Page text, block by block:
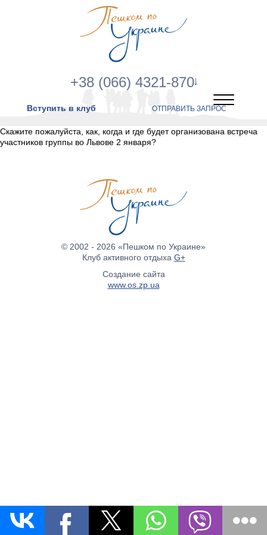
+38 (066) 4321-870
Вступить в клуб ОТПРАВИТЬ ЗАПРОС
Скажите пожалуйста, как, когда и где будет организована встреча
участников группы во Львове 2 января?
© 2002 - 2026 «Пешком по Украине»
Клуб активного отдыха G+
Создание сайта
www.os.zp.ua